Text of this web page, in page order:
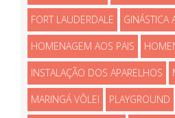
FORT LAUDERDALE GINÁSTICA
HOMENAGEM AOS PAIS
INSTALAÇÃO DOS APARELHOS
MARINGÁ VÔLEI PLAYGROUND